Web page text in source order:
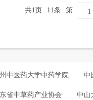
共1页 11条 第
中医药大学中药学院 中
省中草药产业协会 中山